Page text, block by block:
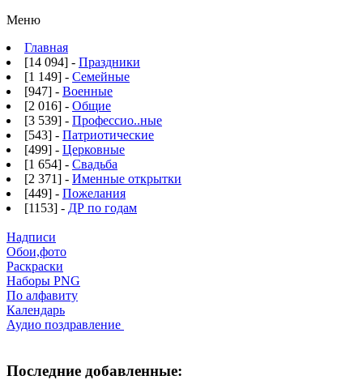
Меню
Главная
[14 094] - Праздники
[1 149] - Семейные
[947] - Военные
[2 016] - Общие
[3 539] - Профессио..ные
[543] - Патриотические
[499] - Церковные
[1 654] - Свадьба
[2 371] - Именные открытки
[449] - Пожелания
[1153] - ДР по годам
Надписи
Обои,фото
Раскраски
Наборы PNG
По алфавиту
Календарь
Аудио поздравление
Последние добавленные: